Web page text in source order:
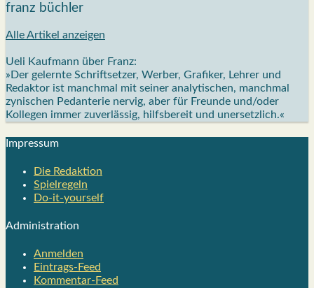
franz büchler
Alle Artikel anzeigen
Ueli Kaufmann über Franz:
»Der gelernte Schriftsetzer, Werber, Grafiker, Lehrer und
Redaktor ist manchmal mit seiner analytischen, manchmal
zynischen Pedanterie nervig, aber für Freunde und/oder
Kollegen immer zuverlässig, hilfsbereit und unersetzlich.«
Impres­sum
Die Redak­ti­on
Spiel­re­geln
Do-it-your­s­elf
Admi­nis­tra­ti­on
Anmelden
Eintrags-Feed
Kommentar-Feed